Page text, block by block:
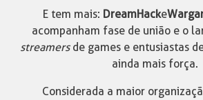
E tem mais: DreamHacke
acompanham fase de união e o
streamersde games e entusiastas
ainda mais força.
Considerada a maior